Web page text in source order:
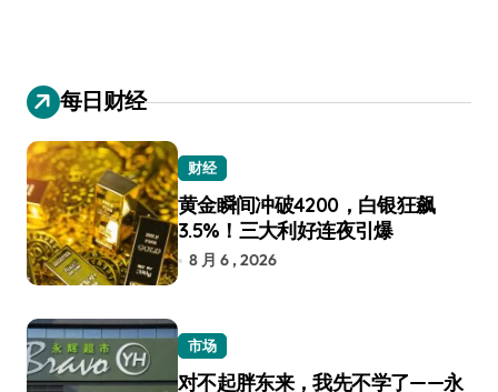
每日财经
财经
黄金瞬间冲破4200，白银狂飙
3.5%！三大利好连夜引爆
8 月 6 , 2026
市场
对不起胖东来，我先不学了——永